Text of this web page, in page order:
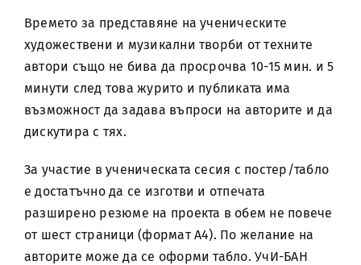
Времето за представяне на ученическите
художествени и музикални творби от техните
автори също не бива да просрочва 10-15 мин. и 5
минути след това журито и публиката има
възможност да задава въпроси на авторите и да
дискутира с тях.
За участие в ученическата сесия с постер/табло
е достатъчно да се изготви и отпечата
разширено резюме на проекта в обем не повече
от шест страници (формат А4). По желание на
авторите може да се оформи табло. УчИ-БАН